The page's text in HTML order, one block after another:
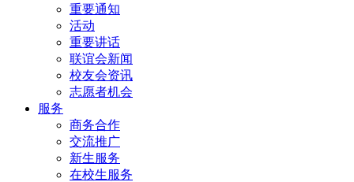
重要通知
活动
重要讲话
联谊会新闻
校友会资讯
志愿者机会
服务
商务合作
交流推广
新生服务
在校生服务